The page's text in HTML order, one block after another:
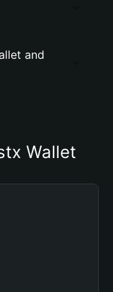
and
Wallet